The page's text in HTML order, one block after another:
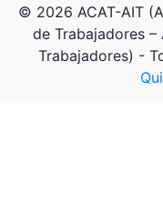
© 2026 ACAT-AIT
de Trabajadores
Trabajadores) -